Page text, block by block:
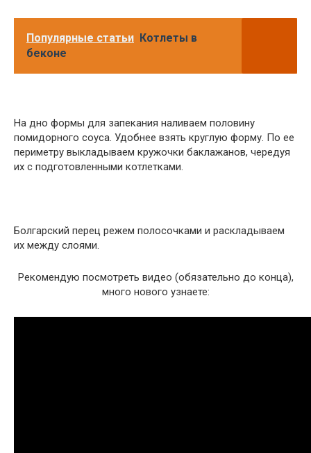
Популярные статьи Котлеты в
беконе
На дно формы для запекания наливаем половину
помидорного соуса. Удобнее взять круглую форму. По ее
периметру выкладываем кружочки баклажанов, чередуя
их с подготовленными котлетками.
Болгарский перец режем полосочками и раскладываем
их между слоями.
Рекомендую посмотреть видео (обязательно до конца),
много нового узнаете: